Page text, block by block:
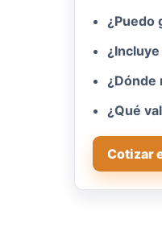
¿Puedo
¿Dónde
¿Qué
Cotizar